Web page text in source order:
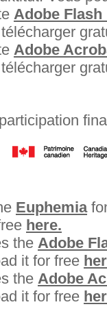
Adobe Flash
Adobe
Euphemia
here.
the Adobe
it for free
the Adobe
it for free